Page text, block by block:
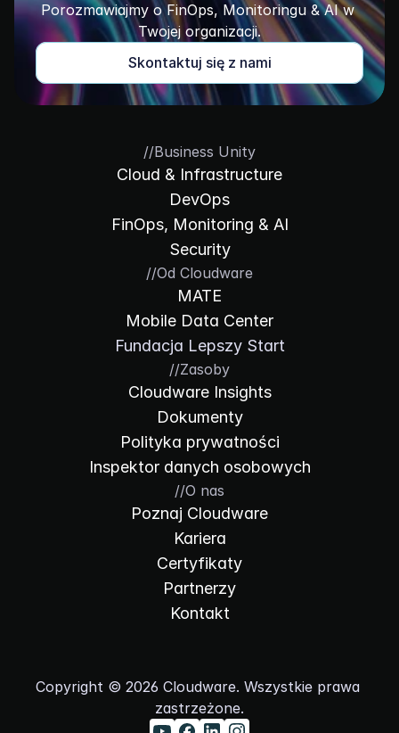
Porozmawiajmy o FinOps, Monitoringu & AI w
Twojej organizacji.
Skontaktuj się z nami
//Business Unity
Cloud & Infrastructure
DevOps
FinOps, Monitoring & AI
Security
//Od Cloudware
MATE
Mobile Data Center
Fundacja Lepszy Start
//Zasoby
Cloudware Insights
Dokumenty
Polityka prywatności
Inspektor danych osobowych
//O nas
Poznaj Cloudware
Kariera
Certyfikaty
Partnerzy
Kontakt
Copyright © 2026 Cloudware. Wszystkie prawa
zastrzeżone.